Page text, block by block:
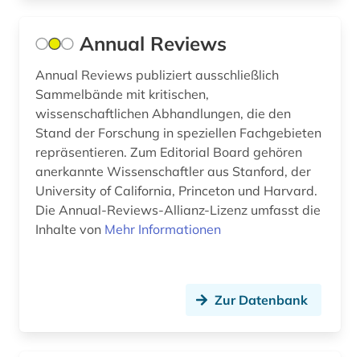
forstwissenschaft (1)
fossil (1)
fossilien (1)
frau (1)
freie plattform (1)
w. leibniz-programm (1)
Annual Reviews
Annual Reviews publiziert ausschließlich
Sammelbände mit kritischen,
wissenschaftlichen Abhandlungen, die den
Stand der Forschung in speziellen Fachgebieten
repräsentieren. Zum Editorial Board gehören
anerkannte Wissenschaftler aus Stanford, der
University of California, Princeton und Harvard.
Die Annual-Reviews-Allianz-Lizenz umfasst die
Inhalte von Mehr Informationen
Zur Datenbank